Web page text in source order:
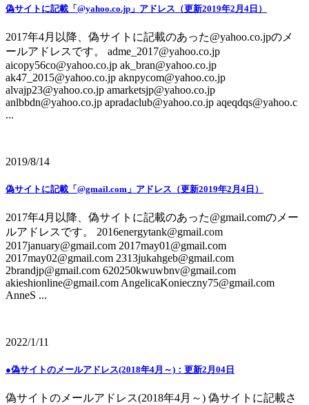
偽サイトに記載「@yahoo.co.jp」アドレス（更新2019年2月4日）
2017年4月以降、偽サイトに記載のあった@yahoo.co.jpのメ
ールアドレスです。 adme_2017@yahoo.co.jp
aicopy56co@yahoo.co.jp ak_bran@yahoo.co.jp
ak47_2015@yahoo.co.jp aknpycom@yahoo.co.jp
alvajp23@yahoo.co.jp amarketsjp@yahoo.co.jp
anlbbdn@yahoo.co.jp apradaclub@yahoo.co.jp aqeqdqs@yahoo.c
...
2019/8/14
偽サイトに記載「@gmail.com」アドレス（更新2019年2月4日）
2017年4月以降、偽サイトに記載のあった@gmail.comのメー
ルアドレスです。 2016energytank@gmail.com
2017january@gmail.com 2017may01@gmail.com
2017may02@gmail.com 2313jukahgeb@gmail.com
2brandjp@gmail.com 620250kwuwbnv@gmail.com
akieshionline@gmail.com AngelicaKonieczny75@gmail.com
AnneS ...
2022/1/11
●偽サイトのメールアドレス(2018年4月～)：更新2月04日
偽サイトのメールアドレス(2018年4月～) 偽サイトに記載さ